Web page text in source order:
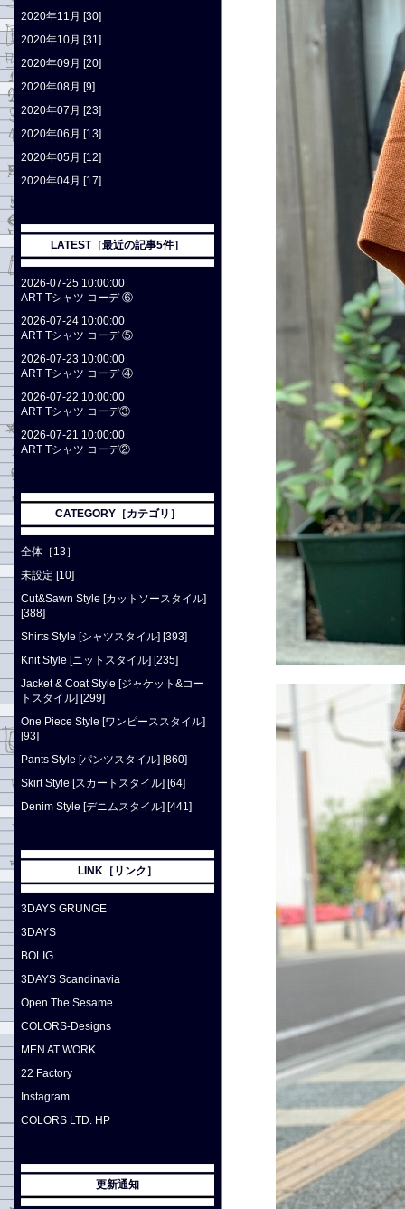
2020年11月 [30]
2020年10月 [31]
2020年09月 [20]
2020年08月 [9]
2020年07月 [23]
2020年06月 [13]
2020年05月 [12]
2020年04月 [17]
LATEST［最近の記事5件］
2026-07-25 10:00:00
ART Tシャツ コーデ ⑥
2026-07-24 10:00:00
ART Tシャツ コーデ ⑤
2026-07-23 10:00:00
ART Tシャツ コーデ ④
2026-07-22 10:00:00
ART Tシャツ コーデ③
2026-07-21 10:00:00
ART Tシャツ コーデ②
CATEGORY［カテゴリ］
全体［13］
未設定 [10]
Cut&Sawn Style [カットソースタイル]
[388]
Shirts Style [シャツスタイル] [393]
Knit Style [ニットスタイル] [235]
Jacket & Coat Style [ジャケット&コー
トスタイル] [299]
One Piece Style [ワンピーススタイル]
[93]
Pants Style [パンツスタイル] [860]
Skirt Style [スカートスタイル] [64]
Denim Style [デニムスタイル] [441]
LINK［リンク］
3DAYS GRUNGE
3DAYS
BOLIG
3DAYS Scandinavia
Open The Sesame
COLORS-Designs
MEN AT WORK
22 Factory
Instagram
COLORS LTD. HP
更新通知